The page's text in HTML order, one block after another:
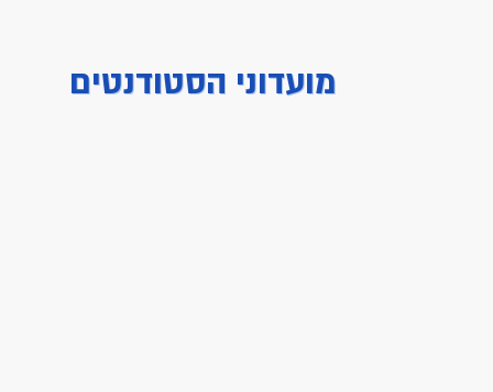
מועדוני הסטודנטים